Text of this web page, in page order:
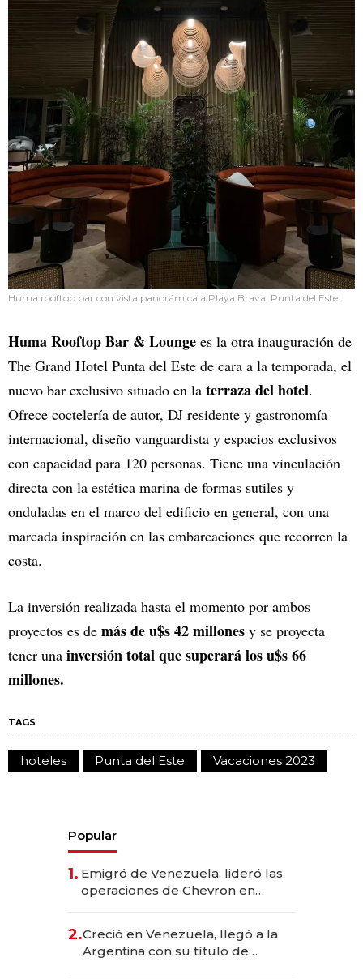
Huma rooftop bar con vista panorámica a Playa Brava, Punta del Este.
Huma Rooftop Bar & Lounge es la otra inauguración de
The Grand Hotel Punta del Este de cara a la temporada, el
nuevo bar exclusivo situado en la terraza del hotel.
Ofrece coctelería de autor, DJ residente y gastronomía
internacional, diseño vanguardista y espacios exclusivos
con capacidad para 120 personas. Tiene una vinculación
directa con la estética marina de formas sutiles y
onduladas en el marco del edificio en general, con una
marcada inspiración en las embarcaciones que recorren la
costa.
La inversión realizada hasta el momento por ambos
proyectos es de más de u$s 42 millones y se proyecta
tener una inversión total que superará los u$s 66
millones.
TAGS
hoteles Punta del Este Vacaciones 2023
Popular
1. Emigró de Venezuela, lideró las
operaciones de Chevron en
2.Creció en Venezuela, llegó a la
Argentina con su título de